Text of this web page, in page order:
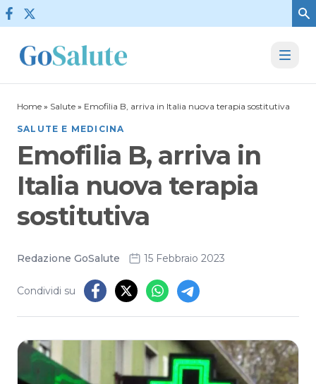
Vai al contenuto
Home » Salute » Emofilia B, arriva in Italia nuova terapia sostitutiva
SALUTE E MEDICINA
Emofilia B, arriva in
Italia nuova terapia
sostitutiva
Redazione GoSalute 15 Febbraio 2023
Condividi su